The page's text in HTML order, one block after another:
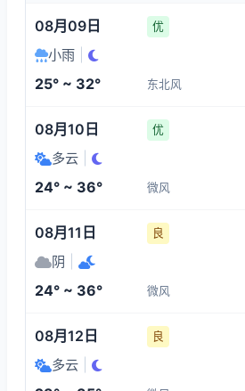
26°
1-3
16:00
35°
1-3
10:00
35°
1-3
20:00
30°
21:00
08月09日 优
小雨
25° ~ 32° 东北风
08月10日 优
多云
24° ~ 36° 微风
08月11日 良
阴
24° ~ 36° 微风
08月12日 良
多云